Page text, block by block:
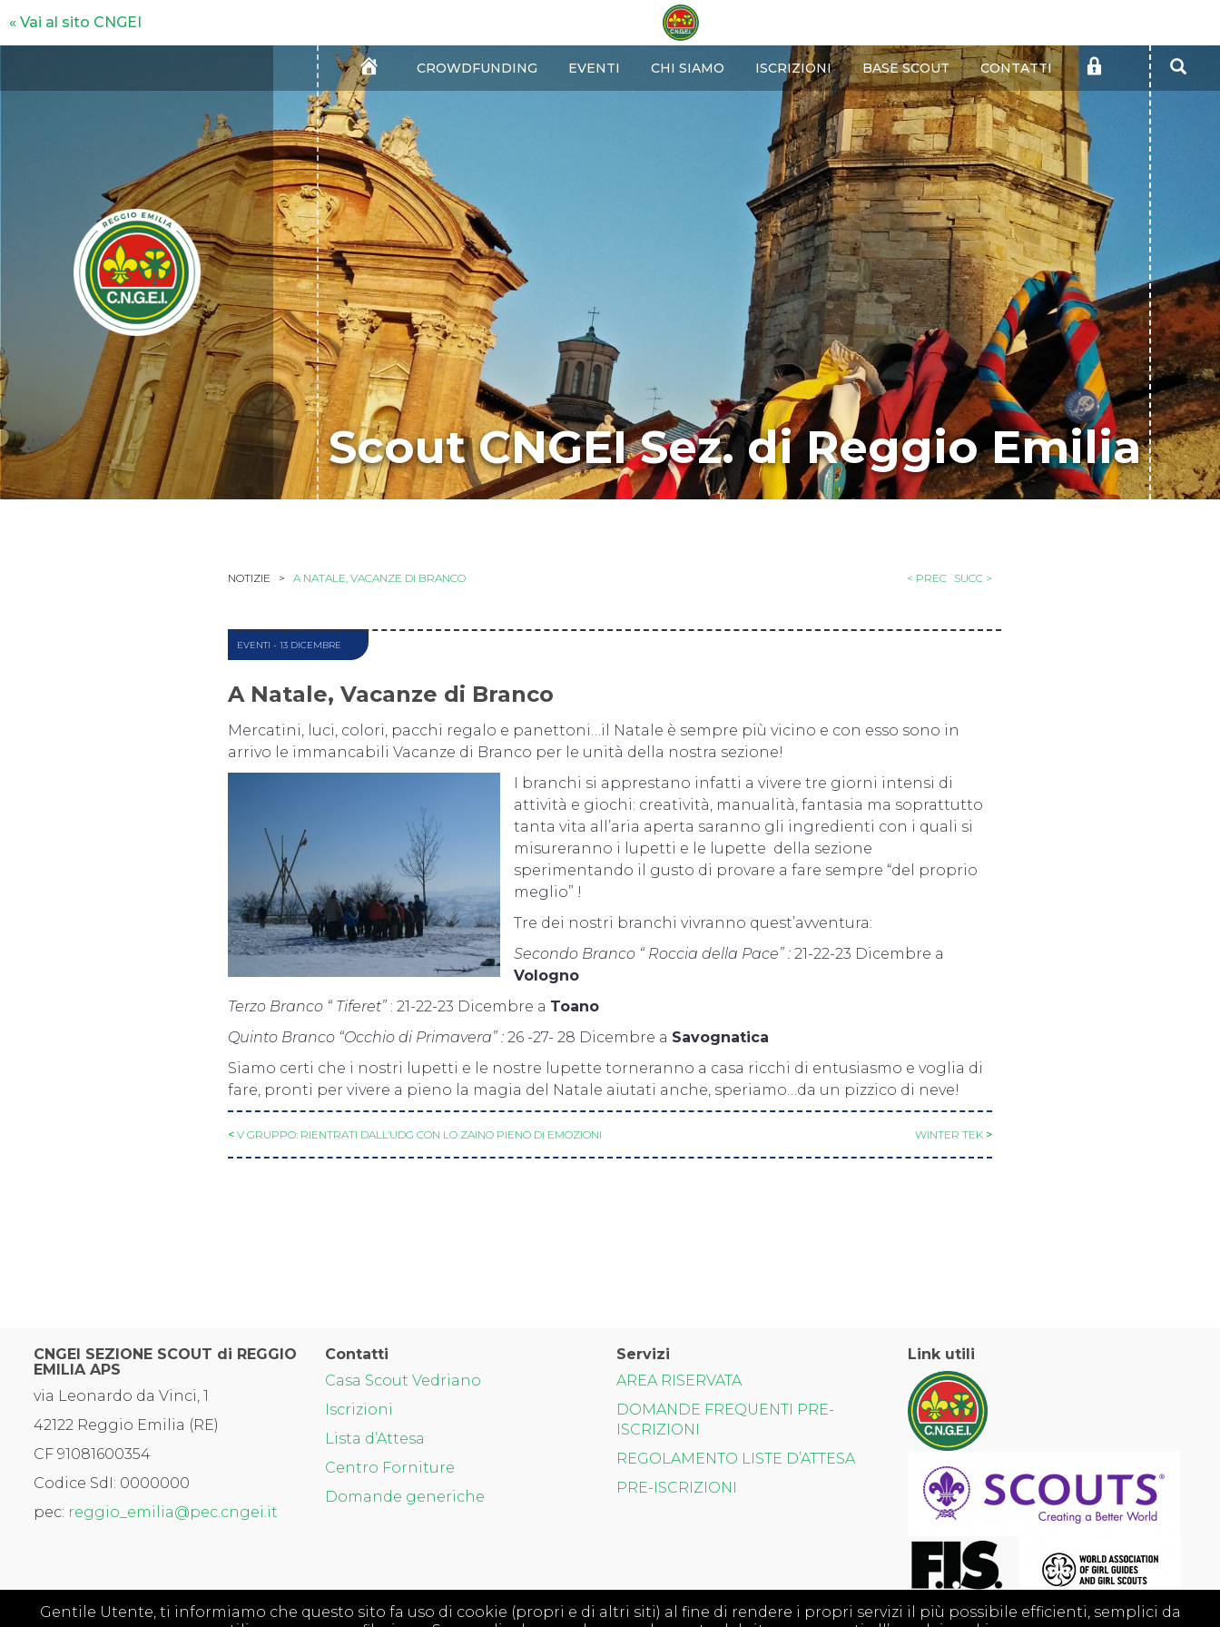
« Vai al sito CNGEI
HOMECROWDFUNDING EVENTI CHI SIAMO ISCRIZIONI BASE SCOUT CONTATTI
AREA
RISERVATA
Scout CNGEI Sez. di Reggio Emilia
NOTIZIE > A NATALE, VACANZE DI BRANCO < PREC SUCC >
EVENTI - 13 DICEMBRE
A Natale, Vacanze di Branco
Mercatini, luci, colori, pacchi regalo e panettoni…il Natale è sempre più vicino e con esso sono in
arrivo le immancabili Vacanze di Branco per le unità della nostra sezione!
I branchi si apprestano infatti a vivere tre giorni intensi di
attività e giochi: creatività, manualità, fantasia ma soprattutto
tanta vita all’aria aperta saranno gli ingredienti con i quali si
misureranno i lupetti e le lupette della sezione
sperimentando il gusto di provare a fare sempre “del proprio
meglio” !
Tre dei nostri branchi vivranno quest’avventura:
Secondo Branco “ Roccia della Pace” :21-22-23 Dicembre a
Vologno
Terzo Branco “ Tiferet”: 21-22-23 Dicembre a Toano
Quinto Branco “Occhio di Primavera” :26 -27- 28 Dicembre a Savognatica
Siamo certi che i nostri lupetti e le nostre lupette torneranno a casa ricchi di entusiasmo e voglia di
fare, pronti per vivere a pieno la magia del Natale aiutati anche, speriamo…da un pizzico di neve!
< V GRUPPO: RIENTRATI DALL’UDG CON LO ZAINO PIENO DI EMOZIONI WINTER TEK >
CNGEI SEZIONE SCOUT di REGGIO
EMILIA APS
via Leonardo da Vinci, 1
42122 Reggio Emilia (RE)
CF 91081600354
Codice SdI: 0000000
pec: reggio_emilia@pec.cngei.it
Contatti
Casa Scout Vedriano
Iscrizioni
Lista d’Attesa
Centro Forniture
Domande generiche
Servizi
AREA RISERVATA
DOMANDE FREQUENTI PRE-
ISCRIZIONI
REGOLAMENTO LISTE D’ATTESA
PRE-ISCRIZIONI
Link utili
Gentile Utente, ti informiamo che questo sito fa uso di cookie (propri e di altri siti) al fine di rendere i propri servizi il più possibile efficienti, semplici da